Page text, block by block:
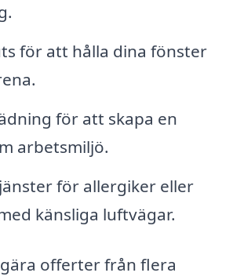
för att hålla dina fönster
för att skapa en
arbetsmiljö.
för allergiker eller
känsliga luftvägar.
offerter från flera